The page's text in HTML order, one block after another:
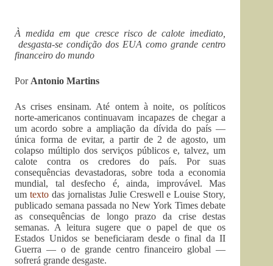
À medida em que cresce risco de calote imediato,
desgasta-se condição dos EUA como grande centro
financeiro do mundo
Por Antonio Martins
As crises ensinam. Até ontem à noite, os políticos
norte-americanos continuavam incapazes de chegar a
um acordo sobre a ampliação da dívida do país —
única forma de evitar, a partir de 2 de agosto, um
colapso múltiplo dos serviços públicos e, talvez, um
calote contra os credores do país. Por suas
consequências devastadoras, sobre toda a economia
mundial, tal desfecho é, ainda, improvável. Mas
um textodas jornalistas Julie Creswell e Louise Story,
publicado semana passada no New York Times debate
as consequências de longo prazo da crise destas
semanas. A leitura sugere que o papel de que os
Estados Unidos se beneficiaram desde o final da II
Guerra — o de grande centro financeiro global —
sofrerá grande desgaste.